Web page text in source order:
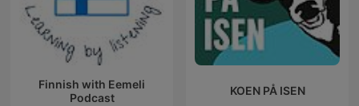
Finnish with Eemeli
Podcast
KOEN PÅ ISEN